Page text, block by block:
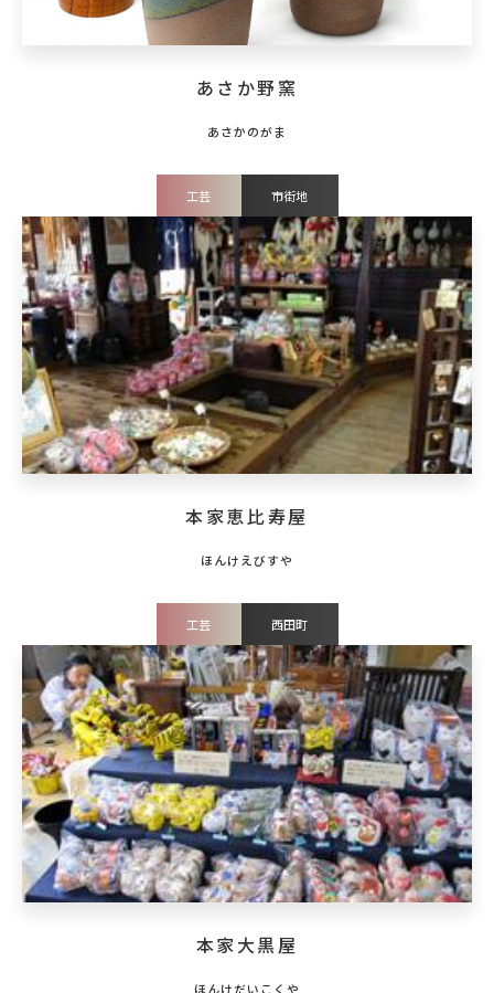
あさか野窯
工芸 市街地
本家恵比寿屋
工芸 西田町
本家大黒屋